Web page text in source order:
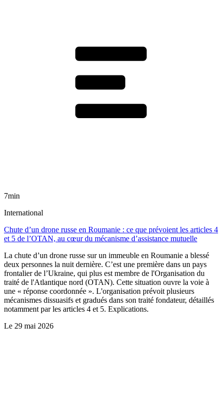
7min
International
Chute d’un drone russe en Roumanie : ce que prévoient les articles 4
et 5 de l’OTAN, au cœur du mécanisme d’assistance mutuelle
La chute d’un drone russe sur un immeuble en Roumanie a blessé
deux personnes la nuit dernière. C’est une première dans un pays
frontalier de l’Ukraine, qui plus est membre de l'Organisation du
traité de l'Atlantique nord (OTAN). Cette situation ouvre la voie à
une « réponse coordonnée ». L'organisation prévoit plusieurs
mécanismes dissuasifs et gradués dans son traité fondateur, détaillés
notamment par les articles 4 et 5. Explications.
Le 29 mai 2026